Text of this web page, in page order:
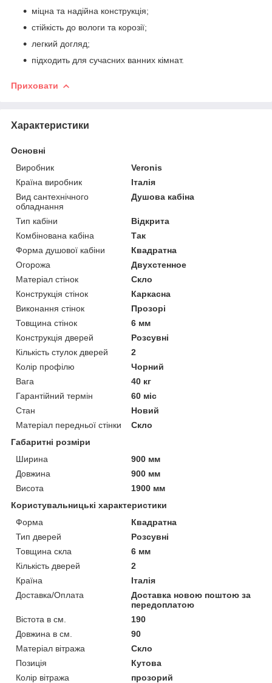
міцна та надійна конструкція;
стійкість до вологи та корозії;
легкий догляд;
підходить для сучасних ванних кімнат.
Приховати
Характеристики
Основні
Виробник
Veronis
Країна виробник
Італія
Вид сантехнічного
обладнання
Душова кабіна
Тип кабіни
Відкрита
Комбінована кабіна
Так
Форма душової кабіни
Квадратна
Огорожа
Двухстенное
Матеріал стінок
Скло
Конструкція стінок
Каркасна
Виконання стінок
Прозорі
Товщина стінок
6 мм
Конструкція дверей
Розсувні
Кількість стулок дверей
2
Колір профілю
Чорний
Вага
40 кг
Гарантійний термін
60 міс
Стан
Новий
Матеріал передньої стінки
Скло
Габаритні розміри
Ширина
900 мм
Довжина
900 мм
Висота
1900 мм
Користувальницькі характеристики
Форма
Квадратна
Тип дверей
Розсувні
Товщина скла
6 мм
Кількість дверей
2
Країна
Італія
Доставка/Оплата
Доставка новою поштою за
передоплатою
Вістота в см.
190
Довжина в см.
90
Матеріал вітража
Скло
Позиція
Кутова
Колір вітража
прозорий